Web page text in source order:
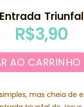
R$3,90
AO CARRINHO
mas cheia de